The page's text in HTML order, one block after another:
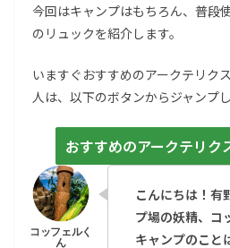
今回はキャンプはもちろん、普段
のリュックを紹介します。
いますぐおすすめのアークテリク
人は、以下のボタンからジャンプ
おすすめのアークテリク
こんにちは！有
プ場の妖精、コ
キャンプのこと